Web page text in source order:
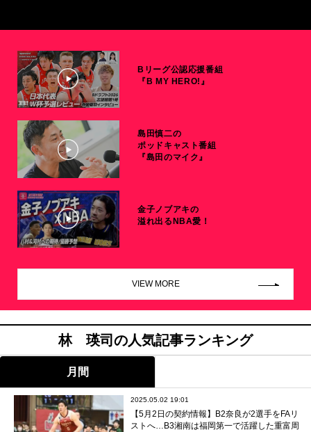
Bリーグ公認応援番組
『B MY HERO!』
島田慎二の
ポッドキャスト番組
『島田のマイク』
金子ノブアキの
溢れ出るNBA愛！
VIEW MORE
林 瑛司の人気記事ランキング
月間
2025.05.02 19:01
【5月2日の契約情報】B2奈良が2選手をFAリ
ストへ…B3湘南は福岡第一で活躍した重富周